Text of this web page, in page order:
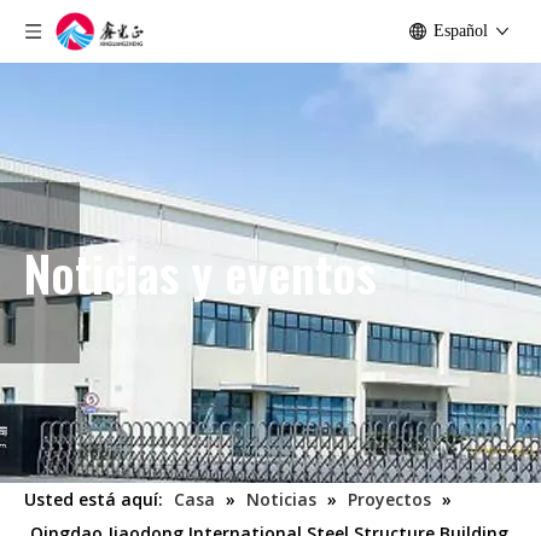
Español
Noticias y eventos
Usted está aquí: Casa » Noticias » Proyectos »